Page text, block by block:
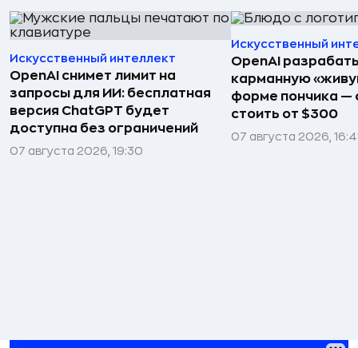
Искусственный интеллект
OpenAI снимет лимит на
запросы для ИИ: бесплатная
версия ChatGPT будет
доступна без ограничений
07 августа 2026, 19:30
Искусственный
OpenAI
карманную
форме пончика —
стоить от $300
07 августа 2026,